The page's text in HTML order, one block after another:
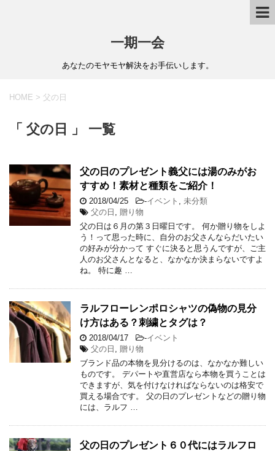
一期一会
あなたのモヤモヤ解決をお手伝いします。
HOME > 父の日
「 父の日 」 一覧
父の日のプレゼント義父には湯のみがお
すすめ！素材と種類をご紹介！
2018/04/25 -イベント
未分類
父の日
贈り物
父の日は６月の第３日曜日です。 何か贈り物をしよ
う！って思った時に、自分のお父さんならだいたい
の好みが分かって すぐに決ると思うんですが、ご主
人のお父さんとなると、なかなか決まらないですよ
ね。 特に趣 …
ラルフローレンポロシャツの偽物の見分
け方はある？刺繍とタグは？
2018/04/17 -イベント
父の日
贈り物
ブランド品の本物を見分けるのは、なかなか難しい
ものです。 デパートや直営店なら本物を買うことは
できますが、気を付けなければならないのは格安で
買える場合です。 父の日のプレゼントなどの贈り物
には、ラルフ …
父の日のプレゼント６０代にはラルフロ